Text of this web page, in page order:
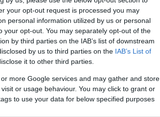
your opt-out request is processed you may
personal information utilized by us or personal
your opt-out. You may separately opt-out of the
by third parties on the IAB’s list of downstream
by us to third parties on the IAB’s List of
it to other third parties.
more Google services and may gather and store
or usage behaviour. You may click to grant or
to use your data for below specified purposes
hecho y la dulce
de la Dona, un
Este año, Dunkin’
Lane, una marca